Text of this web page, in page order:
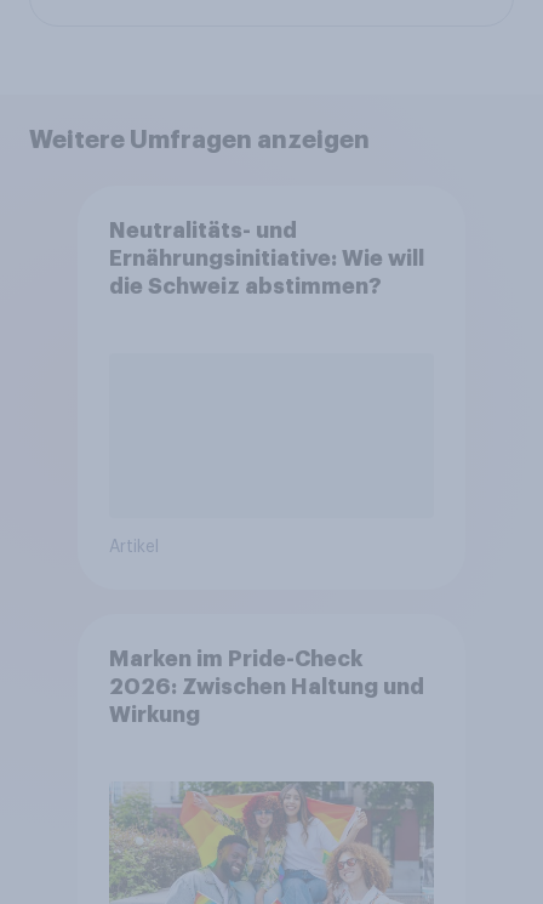
Weitere Umfragen anzeigen
Neutralitäts- und
Ernährungsinitiative: Wie will
die Schweiz abstimmen?
Artikel
Marken im Pride-Check
2026: Zwischen Haltung und
Wirkung